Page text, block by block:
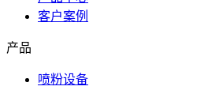
客户案例
产品
喷粉设备